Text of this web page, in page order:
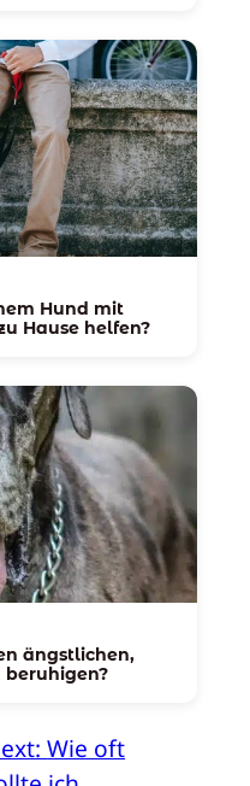
Hund mit
Hause helfen?
ängstlichen,
Wie oft